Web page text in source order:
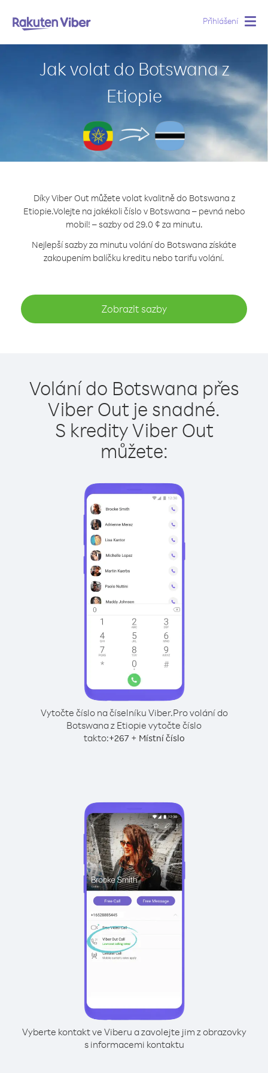
Přihlášení
Jak volat do Botswana z
Etiopie
Díky Viber Out můžete volat kvalitně do Botswana z
Etiopie.Volejte na jakékoli číslo v Botswana – pevná nebo
mobil! – sazby od 29.0 ¢ za minutu.
Nejlepší sazby za minutu volání do Botswana získáte
zakoupením balíčku kreditu nebo tarifu volání.
Zobrazit sazby
Volání do Botswana přes
Viber Out je snadné.
S kredity Viber Out
můžete:
Vytočte číslo na číselníku Viber.Pro volání do
Botswana z Etiopie vytočte číslo
takto:+267+ Místní číslo
Vyberte kontakt ve Viberu a zavolejte jim z obrazovky
s informacemi kontaktu